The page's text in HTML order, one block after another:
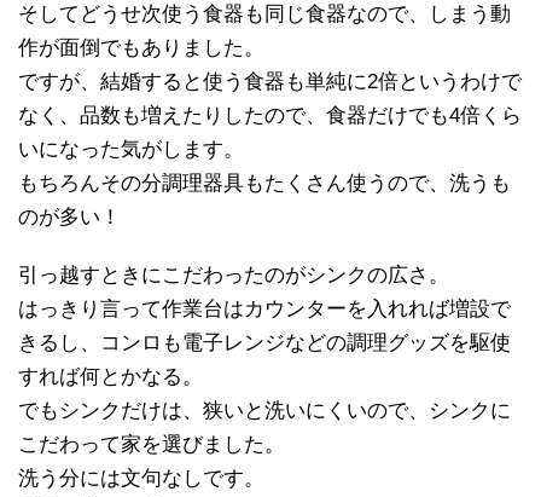
そしてどうせ次使う食器も同じ食器なので、しまう動
作が面倒でもありました。
ですが、結婚すると使う食器も単純に2倍というわけで
なく、品数も増えたりしたので、食器だけでも4倍くら
いになった気がします。
もちろんその分調理器具もたくさん使うので、洗うも
のが多い！
引っ越すときにこだわったのがシンクの広さ。
はっきり言って作業台はカウンターを入れれば増設で
きるし、コンロも電子レンジなどの調理グッズを駆使
すれば何とかなる。
でもシンクだけは、狭いと洗いにくいので、シンクに
こだわって家を選びました。
洗う分には文句なしです。